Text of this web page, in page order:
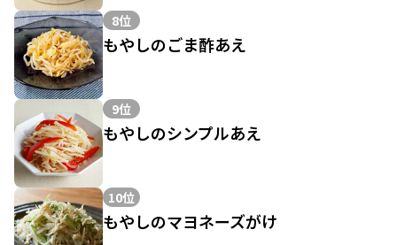
8位
もやしのごま酢あえ
9位
もやしのシンプルあえ
10位
もやしのマヨネーズがけ